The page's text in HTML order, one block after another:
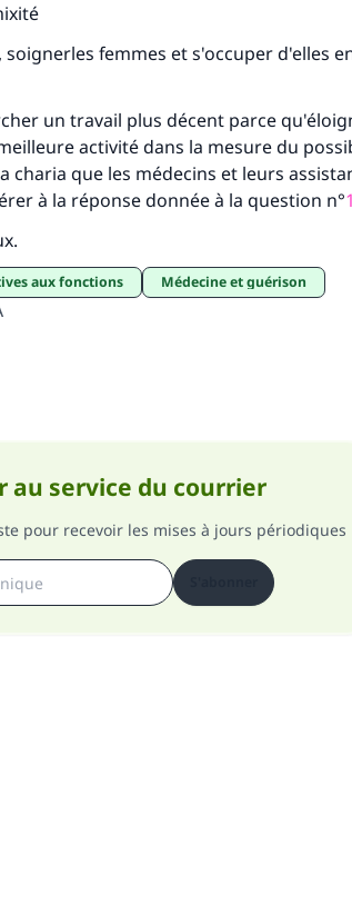
soignerles femmes et s'occuper d'elles
un travail plus décent parce
activité dans la mesure du
charia que les médecins et leurs
à la réponse donnée à la question n°
aux fonctions Médecine et guérison
au service du courrier
pour recevoir les mises à jours périodiques